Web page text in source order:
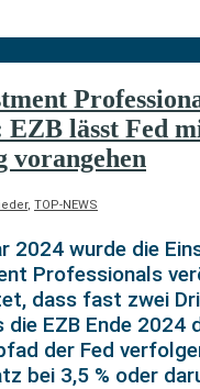
lässt Fed
vorangehen
, TOP-NEWS
2024 wurde die
Professionals
dass fast zwei
EZB Ende 2024
der Fed
bei 3,5 % oder